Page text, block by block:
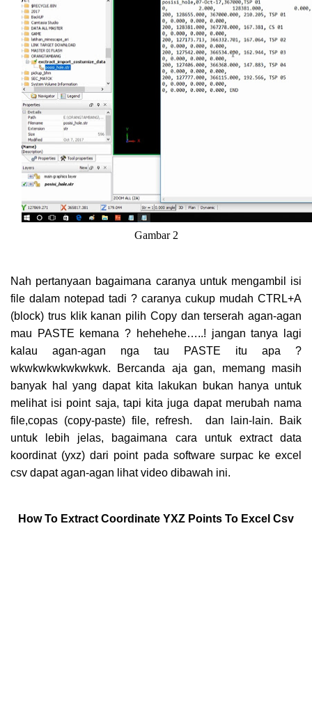
Gambar 2
Nah pertanyaan bagaimana caranya untuk mengambil isi
file dalam notepad tadi ? caranya cukup mudah CTRL+A
(block) trus klik kanan pilih Copy dan terserah agan-agan
mau PASTE kemana ? hehehehe…..! jangan tanya lagi
kalau agan-agan nga tau PASTE itu apa ?
wkwkwkwkwkwkwk. Bercanda aja gan, memang masih
banyak hal yang dapat kita lakukan bukan hanya untuk
melihat isi point saja, tapi kita juga dapat merubah nama
file,copas (copy-paste) file, refresh. dan lain-lain. Baik
untuk lebih jelas, bagaimana cara untuk extract data
koordinat (yxz) dari point pada software surpac ke excel
csv dapat agan-agan lihat video dibawah ini.
How To Extract Coordinate YXZ Points To Excel Csv